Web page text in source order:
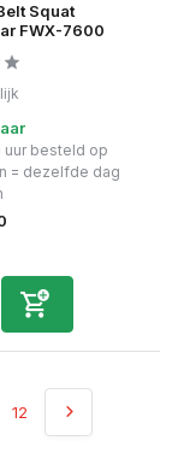
Squat
FWX-7600
uur besteld op
= dezelfde dag
12